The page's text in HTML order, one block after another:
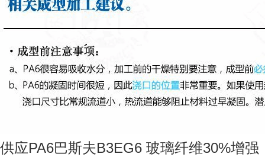
供应PA6巴斯夫B3EG6 玻璃纤维30%增强